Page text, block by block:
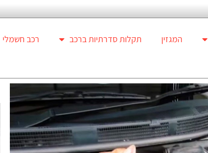
המגזין תקלות סדרתיות ברכב רכב חשמלי